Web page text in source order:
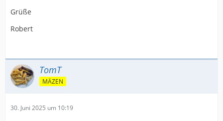
Grüße
Robert
TomT
MÄZEN
30. Juni 2025 um 10:19